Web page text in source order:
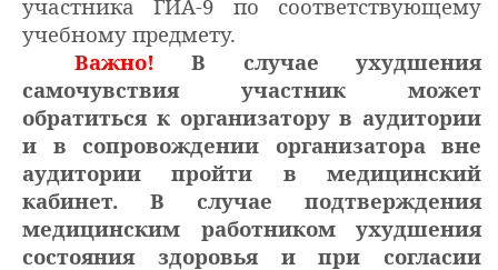
участника ГИА-9 по соответствующему
учебному предмету.
Важно! В случае ухудшения
самочувствия участник может
обратиться к организатору в аудитории
и в сопровождении организатора вне
аудитории пройти в медицинский
кабинет. В случае подтверждения
медицинским работником ухудшения
состояния здоровья и при согласии